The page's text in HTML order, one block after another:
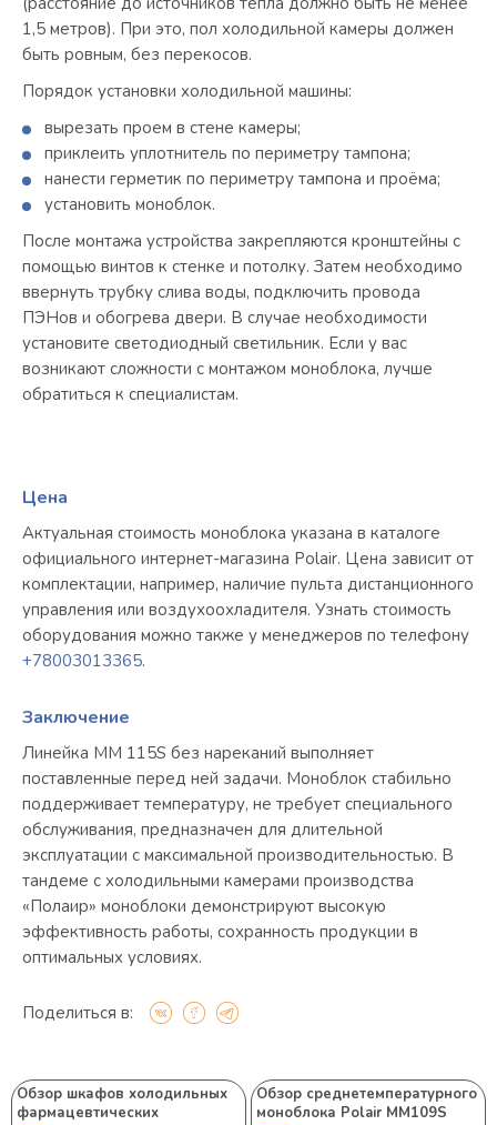
1,5 метров). При это, пол холодильной камеры должен
быть ровным, без перекосов.
Порядок установки холодильной машины:
вырезать проем в стене камеры;
приклеить уплотнитель по периметру тампона;
нанести герметик по периметру тампона и проёма;
установить моноблок.
После монтажа устройства закрепляются кронштейны с
помощью винтов к стенке и потолку. Затем необходимо
ввернуть трубку слива воды, подключить провода
ПЭНов и обогрева двери. В случае необходимости
установите светодиодный светильник. Если у вас
возникают сложности с монтажом моноблока, лучше
обратиться к специалистам.
Цена
Актуальная стоимость моноблока указана в каталоге
официального интернет-магазина Polair. Цена зависит от
комплектации, например, наличие пульта дистанционного
управления или воздухоохладителя. Узнать стоимость
оборудования можно также у менеджеров по телефону
+78003013365.
Заключение
Линейка MM 115S без нареканий выполняет
поставленные перед ней задачи. Моноблок стабильно
поддерживает температуру, не требует специального
обслуживания, предназначен для длительной
эксплуатации с максимальной производительностью. В
тандеме с холодильными камерами производства
«Полаир» моноблоки демонстрируют высокую
эффективность работы, сохранность продукции в
оптимальных условиях.
Поделиться в:
Обзор шкафов холодильных
фармацевтических
Обзор среднетемпературного
моноблока Polair MM109S